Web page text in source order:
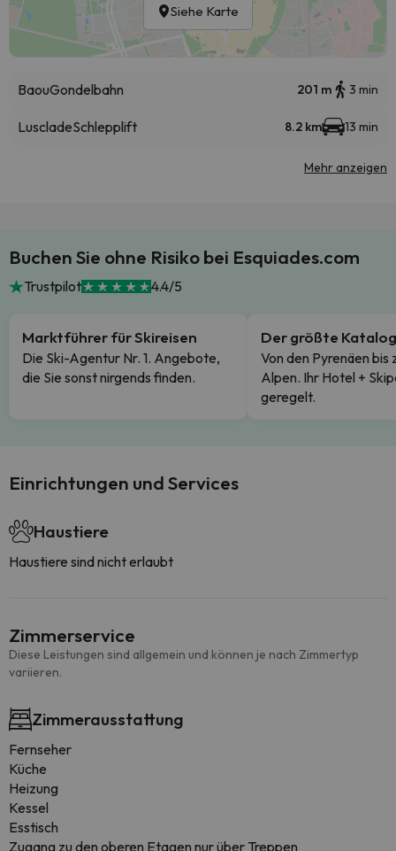
Siehe Karte
BaouGondelbahn 201 m 3 min
LuscladeSchlepplift 8.2 km 13 min
Mehr anzeigen
Buchen Sie ohne Risiko bei Esquiades.com
Trustpilot 4.4/5
Marktführer für Skireisen
Die Ski-Agentur Nr. 1. Angebote,
die Sie sonst nirgends finden.
Der größte Katalog
Von den Pyrenäen bis
Alpen. Ihr Hotel +
geregelt.
Einrichtungen und Services
Haustiere
Haustiere sind nicht erlaubt
Zimmerservice
Diese Leistungen sind allgemein und können je nach Zimmertyp
variieren.
Zimmerausstattung
Fernseher
Küche
Heizung
Kessel
Esstisch
Zugang zu den oberen Etagen nur über Treppen